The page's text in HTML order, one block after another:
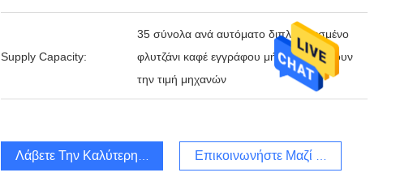
Supply Capacity:
35 σύνολα ανά αυτόματο διπλοτειχισμένο
φλυτζάνι καφέ εγγράφου μήνα που κάνουν
την τιμή μηχανών
Λάβετε Την Καλύτερη Τιμή Επικοινωνήστε Μαζί Μας